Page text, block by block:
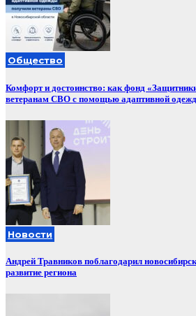
Общество
Комфорт и достоинство: как фонд
ветеранам СВО с помощью адаптивной
Новости
Андрей Травников поблагодарил
развитие региона